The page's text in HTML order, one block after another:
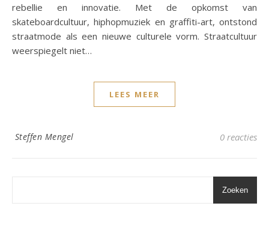
rebellie en innovatie. Met de opkomst van
skateboardcultuur, hiphopmuziek en graffiti-art, ontstond
straatmode als een nieuwe culturele vorm. Straatcultuur
weerspiegelt niet…
LEES MEER
Steffen Mengel 0 reacties
Zoeken